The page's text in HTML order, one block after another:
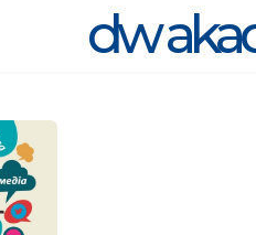
dw